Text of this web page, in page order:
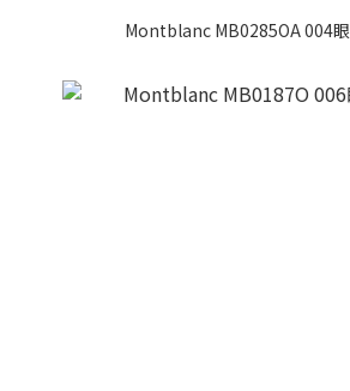
Montblanc MB0285OA 004